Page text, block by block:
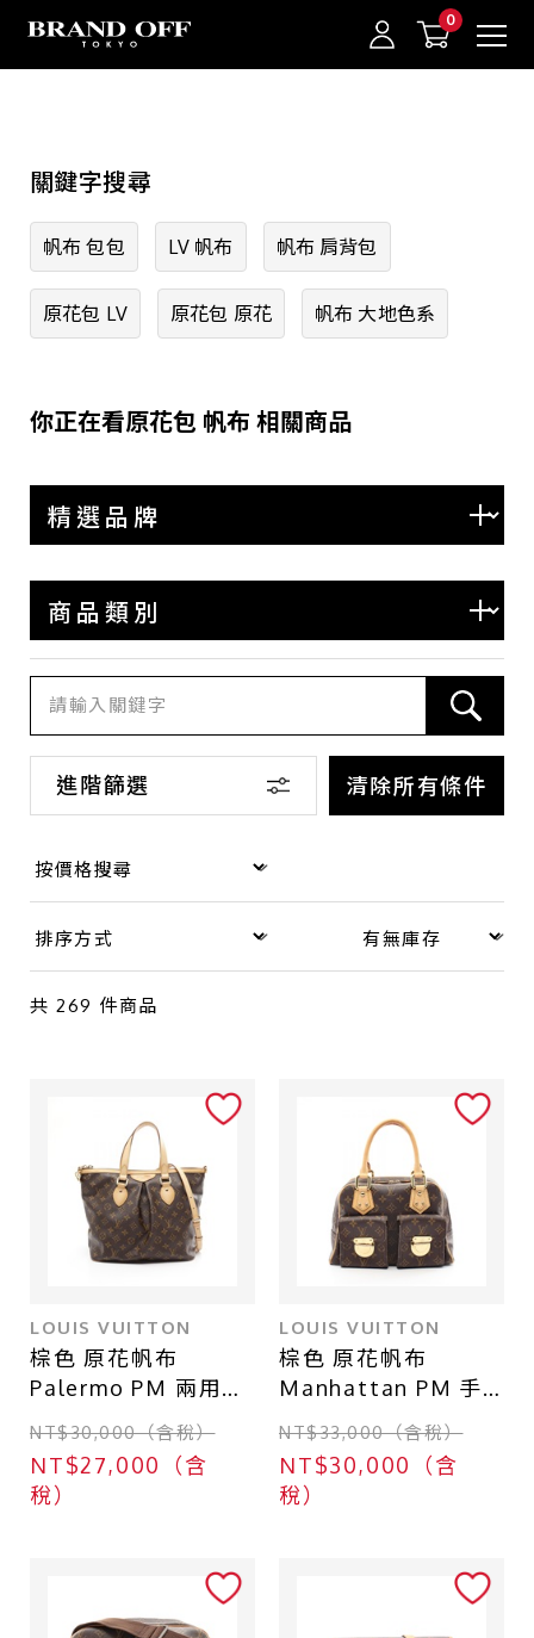
中古名牌業界No.1的BRAND OFF。BRAND OFF官網購物/h1>
登入/註冊 我的最愛
關鍵字搜尋
帆布 包包 LV 帆布 帆布 肩背包
原花包 LV 原花包 原花 帆布 大地色系
你正在看原花包 帆布 相關商品
進階篩選 清除所有條件
HERMES
CHANEL
LOUIS VUITTON
GUCCI
BVLGARI
TIFFANY
BOTTEGA VENETA
COACH
LOEWE
SAINT LAURENT
其他
商品類別
包款
錢包·飾物
手錶
其他
商品等級
全新
近全新
九成新
八成新
共 269 件商品
LOUIS VUITTON
棕色 原花帆布
Palermo PM 兩用包
【LOUIS VUITTON
LV 路易威登】
M40145
NT$30,000（含稅）
NT$27,000（含
稅）
LOUIS VUITTON
棕色 原花帆布
Manhattan PM 手
提包【LOUIS
VUITTON LV 路易威
登】 M40026
NT$33,000（含稅）
NT$30,000（含
稅）